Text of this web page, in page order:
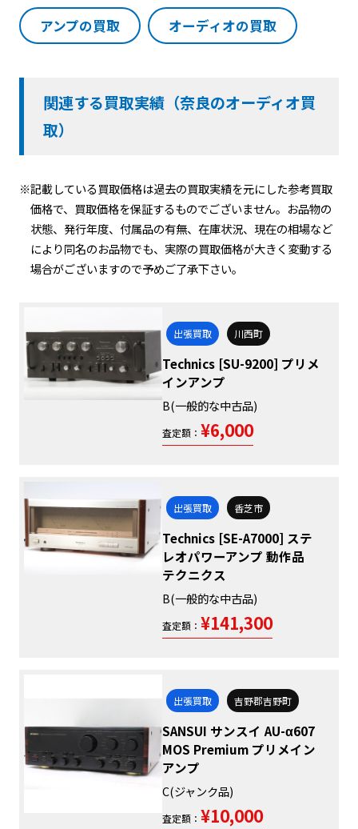
アンプの買取 オーディオの買取
関連する買取実績（奈良のオーディオ買
取）
※記載している買取価格は過去の買取実績を元にした参考買取
価格で、買取価格を保証するものでございません。お品物の
状態、発行年度、付属品の有無、在庫状況、現在の相場など
により同名のお品物でも、実際の買取価格が大きく変動する
場合がございますので予めご了承下さい。
出張買取 川西町
Technics [SU-9200] プリメ
インアンプ
B(一般的な中古品)
査定額： ¥6,000
出張買取 香芝市
Technics [SE-A7000] ステ
レオパワーアンプ 動作品
テクニクス
B(一般的な中古品)
査定額： ¥141,300
出張買取 吉野郡吉野町
SANSUI サンスイ AU-α607
MOS Premium プリメイン
アンプ
C(ジャンク品)
査定額： ¥10,000